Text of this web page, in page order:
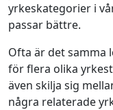
yrkeskategorier i
passar bättre.
Ofta är det samma
för flera olika
även skilja sig
några relaterade